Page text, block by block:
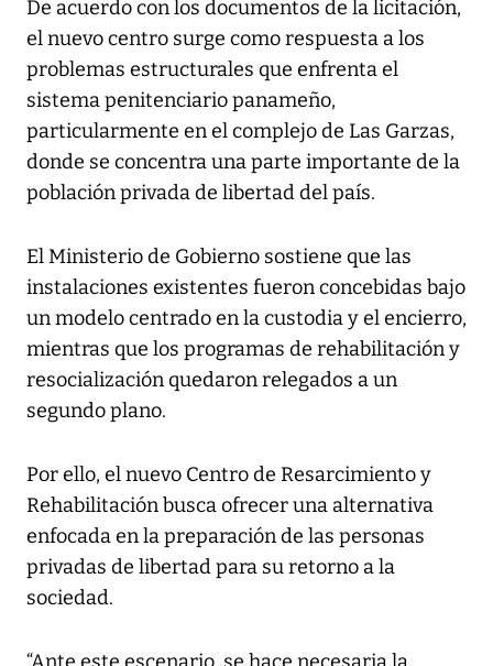
De acuerdo con los documentos de la licitación,
el nuevo centro surge como respuesta a los
problemas estructurales que enfrenta el
sistema penitenciario panameño,
particularmente en el complejo de Las Garzas,
donde se concentra una parte importante de la
población privada de libertad del país.
El Ministerio de Gobierno sostiene que las
instalaciones existentes fueron concebidas bajo
un modelo centrado en la custodia y el encierro,
mientras que los programas de rehabilitación y
resocialización quedaron relegados a un
segundo plano.
Por ello, el nuevo Centro de Resarcimiento y
Rehabilitación busca ofrecer una alternativa
enfocada en la preparación de las personas
privadas de libertad para su retorno a la
sociedad.
“Ante este escenario, se hace necesaria la